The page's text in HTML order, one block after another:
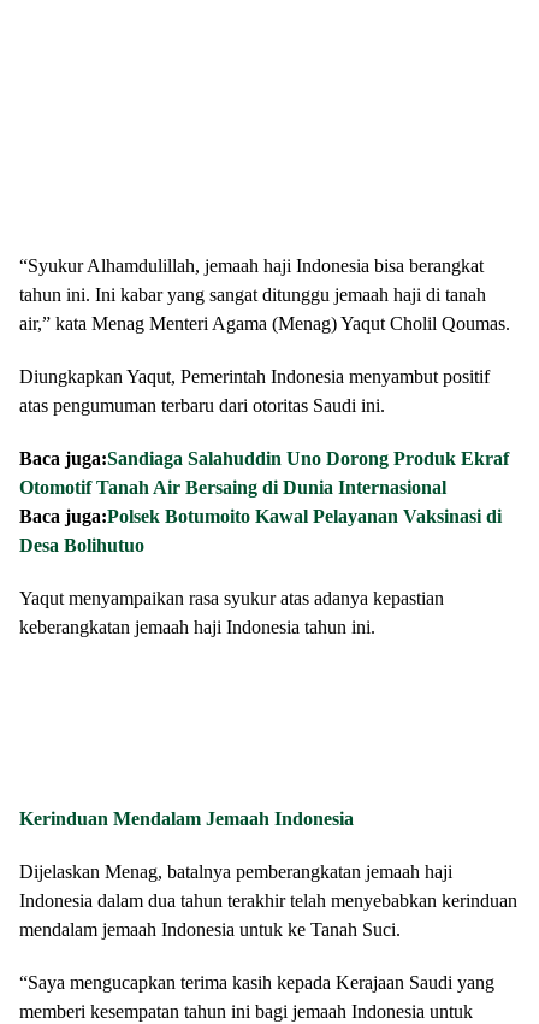
“Syukur Alhamdulillah, jemaah haji Indonesia bisa berangkat
tahun ini. Ini kabar yang sangat ditunggu jemaah haji di tanah
air,” kata Menag Menteri Agama (Menag) Yaqut Cholil Qoumas.
Diungkapkan Yaqut, Pemerintah Indonesia menyambut positif
atas pengumuman terbaru dari otoritas Saudi ini.
Baca juga:Sandiaga Salahuddin Uno Dorong Produk Ekraf
Otomotif Tanah Air Bersaing di Dunia Internasional
Baca juga:Polsek Botumoito Kawal Pelayanan Vaksinasi di
Desa Bolihutuo
Yaqut menyampaikan rasa syukur atas adanya kepastian
keberangkatan jemaah haji Indonesia tahun ini.
Kerinduan Mendalam Jemaah Indonesia
Dijelaskan Menag, batalnya pemberangkatan jemaah haji
Indonesia dalam dua tahun terakhir telah menyebabkan kerinduan
mendalam jemaah Indonesia untuk ke Tanah Suci.
“Saya mengucapkan terima kasih kepada Kerajaan Saudi yang
memberi kesempatan tahun ini bagi jemaah Indonesia untuk